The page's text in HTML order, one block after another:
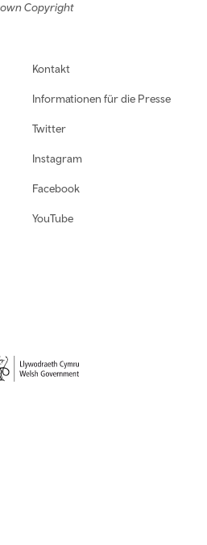
Copyright
Kontakt
Informationen für die Presse
Twitter
Instagram
Facebook
YouTube